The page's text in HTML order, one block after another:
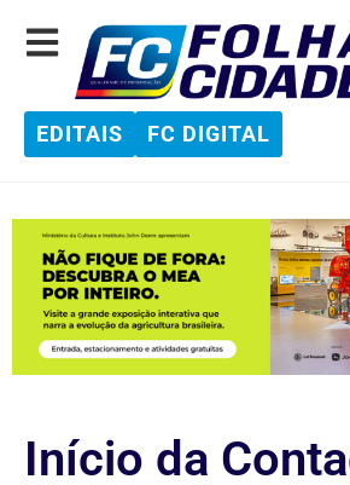
EDITAIS FC DIGITAL
Início da